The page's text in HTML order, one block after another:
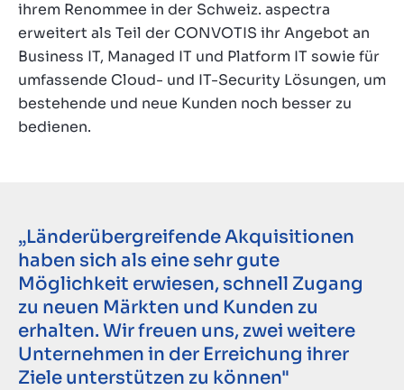
ihrem Renommee in der Schweiz. aspectra
erweitert als Teil der CONVOTIS ihr Angebot an
Business IT, Managed IT und Platform IT sowie für
umfassende Cloud- und IT-Security Lösungen, um
bestehende und neue Kunden noch besser zu
bedienen.
„Länderübergreifende Akquisitionen
haben sich als eine sehr gute
Möglichkeit erwiesen, schnell Zugang
zu neuen Märkten und Kunden zu
erhalten. Wir freuen uns, zwei weitere
Unternehmen in der Erreichung ihrer
Ziele unterstützen zu können"